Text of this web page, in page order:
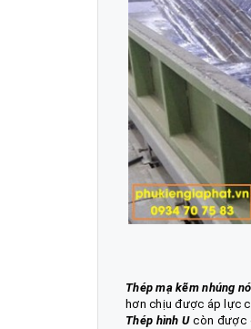
Thép mạ kẽm nhúng
hơn chịu được áp lực
Thép hình U còn được